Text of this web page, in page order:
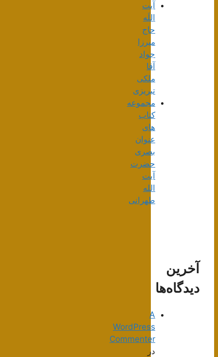
آیت
اللَه
حاج
میرزا
جواد
آقا
ملکی
تبریزی
مجموعه
کتاب
های
عنوان
بصری
حضرت
آیت
الله
طهرانی
آخرین
دیدگاه‌ها
A
WordPress
Commenter
در